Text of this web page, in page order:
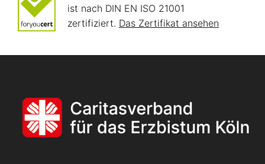
ist nach DIN EN ISO 21001
zertifiziert. Das Zertifikat ansehen